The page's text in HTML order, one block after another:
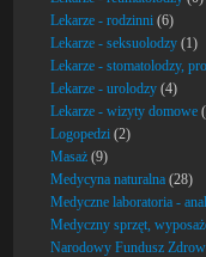
Lekarze - rodzinni (6)
Lekarze - seksuolodzy (1)
Lekarze - stomatolodzy,
Lekarze - urolodzy (4)
Lekarze - wizyty domowe
Logopedzi (2)
Masaż (9)
Medycyna naturalna (28)
Medyczne laboratoria -
Medyczny sprzęt,
Narodowy Fundusz